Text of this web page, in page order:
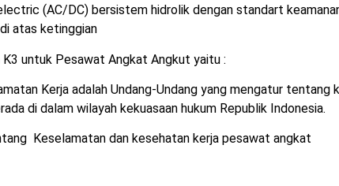
(AC/DC) bersistem hidrolik dengan standart
atas ketinggian
K3 untuk Pesawat Angkat Angkut yaitu :
Kerja adalah Undang-Undang yang mengatur
di dalam wilayah kekuasaan hukum Republik Indonesia.
Keselamatan dan kesehatan kerja pesawat angkat